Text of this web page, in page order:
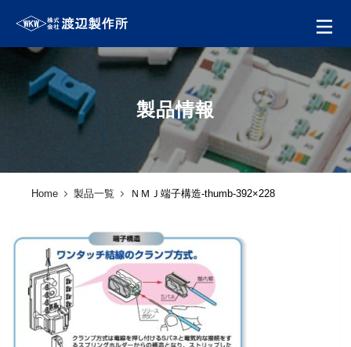
製品情報
Home 製品一覧 ＮＭＪ端子構造-thumb-392×228